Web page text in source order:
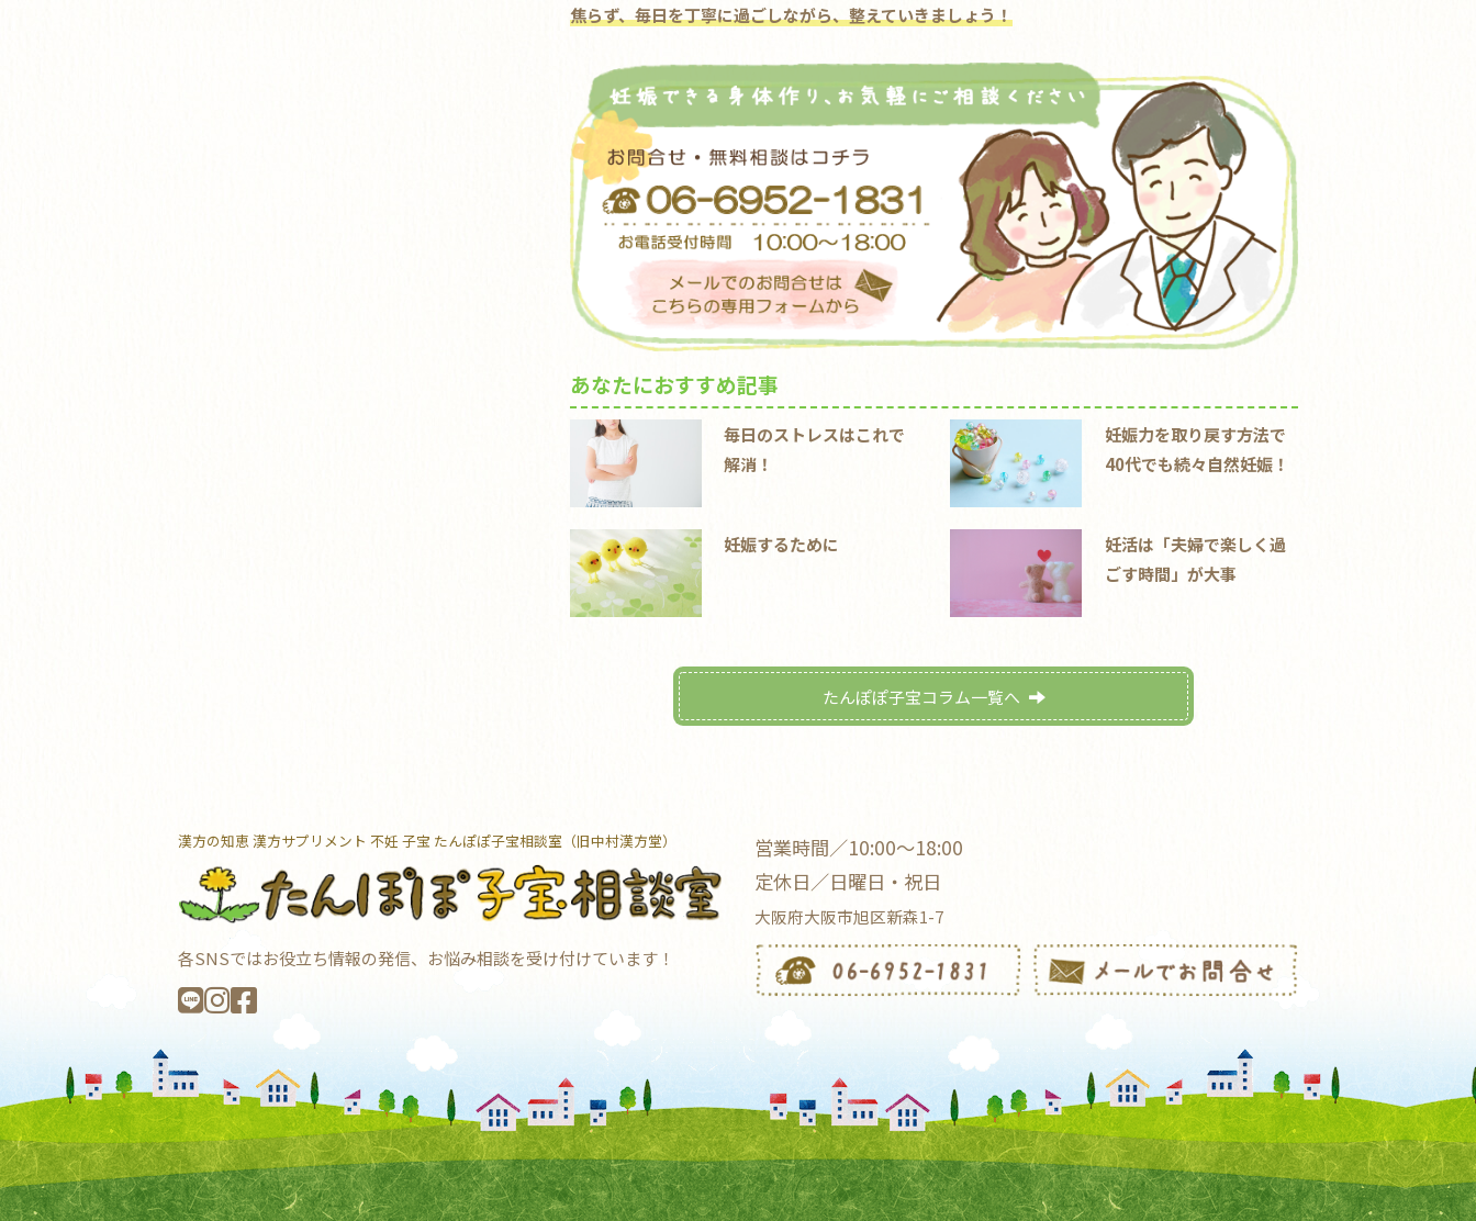
焦らず、毎日を丁寧に過ごしながら、整えていきましょう！
あなたにおすすめ記事
毎日のストレスはこれで
解消！
妊娠力を取り戻す方法で
40代でも続々自然妊娠！
妊娠するために
妊活は「夫婦で楽しく過
ごす時間」が大事
たんぽぽ子宝コラム一覧へ
漢方の知恵 漢方サプリメント 不妊 子宝 たんぽぽ子宝相談室（旧中村漢方堂）
営業時間／10:00～18:00
定休日／日曜日・祝日
大阪府大阪市旭区新森1-7
各SNSではお役立ち情報の発信、お悩み相談を受け付けています！